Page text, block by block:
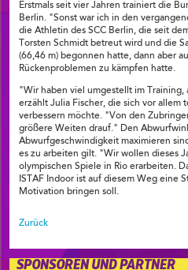
Erstmals seit vier Jahren trainiert die
Berlin. "Sonst war ich in den
die Athletin des SCC Berlin, die seit
Torsten Schmidt betreut wird und die
(66,46 m) begonnen hatte, dann aber
Rückenproblemen zu kämpfen hatte.
"Wir haben viel umgestellt im
erzählt Julia Fischer, die sich vor allem
verbessern möchte. "Von den
größere Weiten drauf." Den
Abwurfgeschwindigkeit maximieren
es zu arbeiten gilt. "Wir wollen dieses
olympischen Spiele in Rio erarbeiten.
ISTAF Indoor ist auf diesem Weg eine
Motivation bringen soll.
Zurück
SPONSOREN UND PARTNER